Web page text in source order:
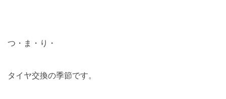
つ・ま・り・
タイヤ交換の季節です。